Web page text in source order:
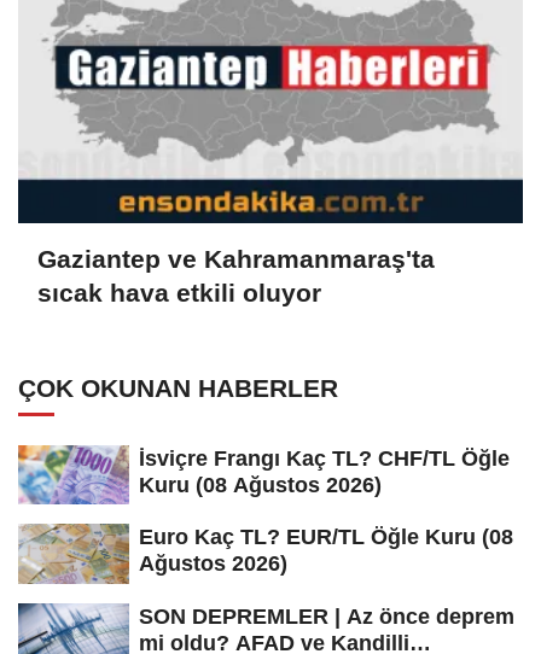
Gaziantep ve Kahramanmaraş'ta
sıcak hava etkili oluyor
ÇOK OKUNAN HABERLER
İsviçre Frangı Kaç TL? CHF/TL Öğle
Kuru (08 Ağustos 2026)
Euro Kaç TL? EUR/TL Öğle Kuru (08
Ağustos 2026)
SON DEPREMLER | Az önce deprem
mi oldu? AFAD ve Kandilli